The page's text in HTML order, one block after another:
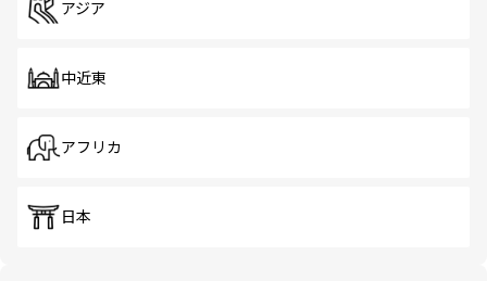
アジア
中近東
アフリカ
日本